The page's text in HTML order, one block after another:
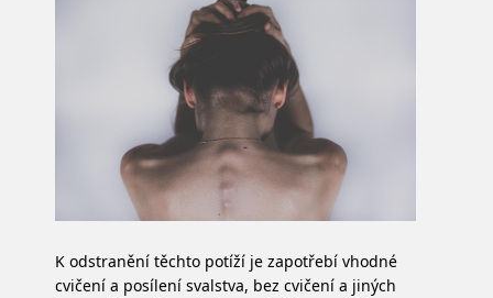
K odstranění těchto potíží je zapotřebí vhodné
cvičení a posílení svalstva, bez cvičení a jiných